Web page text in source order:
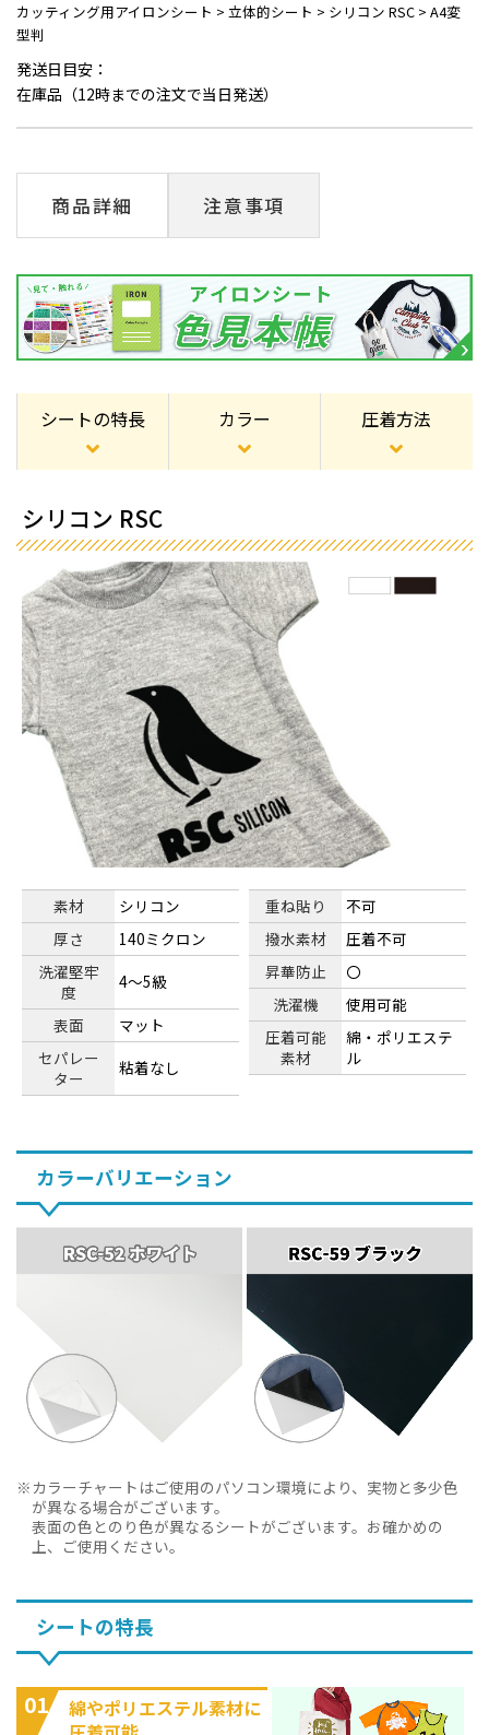
カッティング用アイロンシート > 立体的シート > シリコン RSC > A4変
型判
発送日目安：
在庫品（12時までの注文で当日発送）
商品詳細 注意事項
シートの特長 カラー 圧着方法
シリコン RSC
素材
シリコン
厚さ
140ミクロン
洗濯堅牢
度
4～5級
表面
マット
セパレー
ター
粘着なし
重ね貼り
不可
撥水素材
圧着不可
昇華防止
〇
洗濯機
使用可能
圧着可能
素材
綿・ポリエステ
ル
カラーバリエーション
カラーチャートはご使用のパソコン環境により、実物と多少色
が異なる場合がございます。
表面の色とのり色が異なるシートがございます。お確かめの
上、ご使用ください。
シートの特長
01
綿やポリエステル素材に